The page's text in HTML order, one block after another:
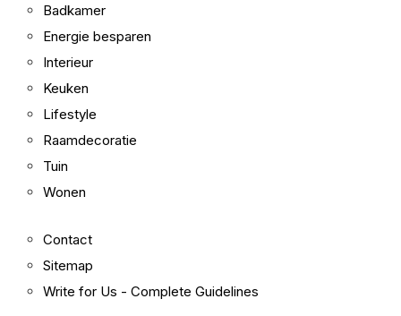
Badkamer
Energie besparen
Interieur
Keuken
Lifestyle
Raamdecoratie
Tuin
Wonen
Contact
Sitemap
Write for Us - Complete Guidelines